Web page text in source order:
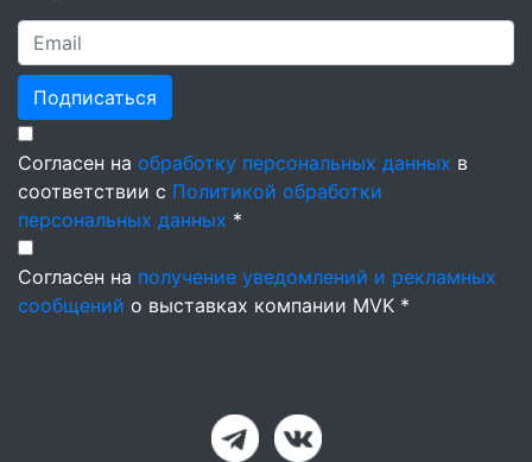
Подписаться
Согласен на обработку персональных данных в
соответствии с Политикой обработки
персональных данных *
Согласен на получение уведомлений и рекламных
сообщений о выставках компании MVK *